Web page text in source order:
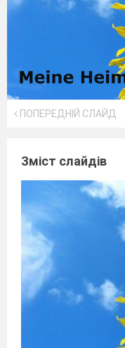
ПОПЕРЕДНІЙ СЛАЙД
Зміст слайдів